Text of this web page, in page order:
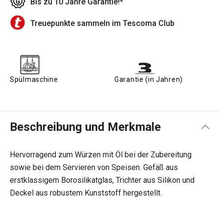
Treuepunkte sammeln im Tescoma Club
Spülmaschine Garantie (in Jahren)
Beschreibung und Merkmale
Hervorragend zum Würzen mit Öl bei der Zubereitung
sowie bei dem Servieren von Speisen. Gefäß aus
erstklassigem Borosilikatglas, Trichter aus Silikon und
Deckel aus robustem Kunststoff hergestellt.